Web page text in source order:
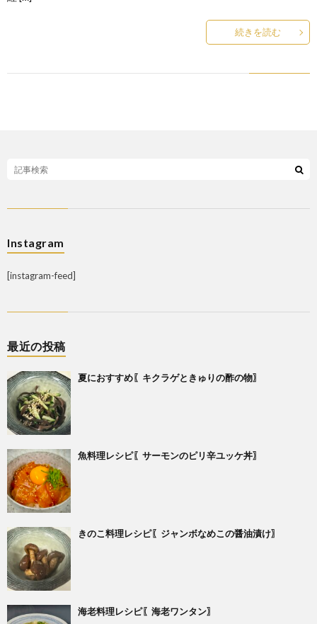
続きを読む
Instagram
[instagram-feed]
最近の投稿
夏におすすめ〖キクラゲときゅりの酢の物〗
魚料理レシピ〖サーモンのピリ辛ユッケ丼〗
きのこ料理レシピ〖ジャンボなめこの醤油漬け〗
海老料理レシピ〖海老ワンタン〗